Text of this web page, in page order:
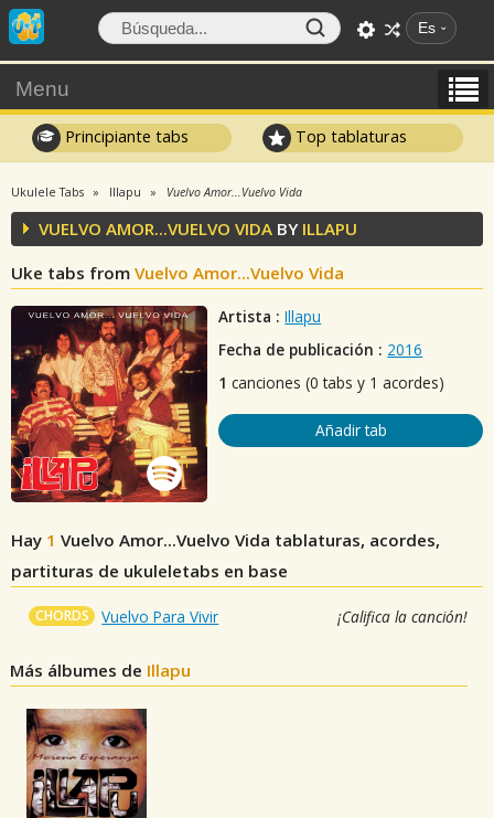
Es
Menu
Principiante tabs Top tablaturas
Ukulele Tabs Illapu Vuelvo Amor...Vuelvo Vida
VUELVO AMOR...VUELVO VIDA BY ILLAPU
Uke tabs from Vuelvo Amor...Vuelvo Vida
Artista : Illapu
Fecha de publicación : 2016
1 canciones (0 tabs y 1 acordes)
Añadir tab
Hay 1 Vuelvo Amor...Vuelvo Vida tablaturas, acordes,
partituras de ukuleletabs en base
CHORDS Vuelvo Para Vivir ¡Califica la canción!
Más álbumes de Illapu